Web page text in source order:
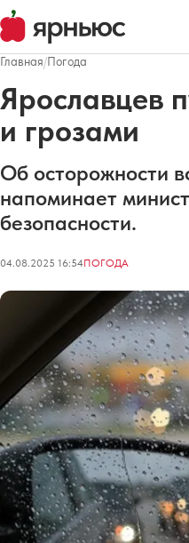
Главная/Погода
Ярославцев
и грозами
Об осторожности
напоминает
безопасности.
04.08.2025 16:54ПОГОДА